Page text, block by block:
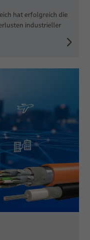
hat erfolgreich die
industrieller